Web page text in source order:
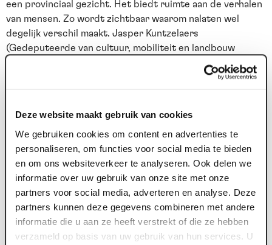
Deze website maakt gebruik van cookies
We gebruiken cookies om content en advertenties te
personaliseren, om functies voor social media te bieden
en om ons websiteverkeer te analyseren. Ook delen we
informatie over uw gebruik van onze site met onze
partners voor social media, adverteren en analyse. Deze
partners kunnen deze gegevens combineren met andere
informatie die u aan ze heeft verstrekt of die ze hebben
verzameld op basis van uw gebruik van hun services. U
een provinciaal gezicht. Het biedt ruimte aan de verhalen
van mensen. Zo wordt zichtbaar waarom nalaten wel
degelijk verschil maakt. Jasper Kuntzelaers
(Gedeputeerde van cultuur, mobiliteit en landbouw
Provincie Limburg): "Een zeer goed initiatief waarin het
belang van het doorgeven van Kunst en Cultuur aan de
komende Limburgse generaties wordt benoemd en ook
of een culturele organisatie meenemen in hun testament,
niet alleen voor hun eigen kinderen maar ook voor andere
kinderen."
De lancering in Maaspoort met Jasper Kuntzelaers, Lola
Rose (Kinderdirecteur Maaspoort), alle deelnemende
instellingen en de sprekers Frank Aalderinks (Hoofd
Filantropie ABN AMRO MeesPierson) en Mariëlla Pistone
(Specialist Filantropie bij ABN AMRO MeesPierson)